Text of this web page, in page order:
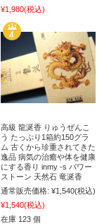
¥1,980(税込)
高級 龍涎香 りゅうぜんこ
う たっぷり1箱約150グラ
ム 古くから珍重されてきた
逸品 病気の治癒や体を健康
にする香り inmy -s パワー
ストーン 天然石 竜涎香
通常販売価格: ¥1,540(税込)
¥1,540(税込)
在庫 123 個